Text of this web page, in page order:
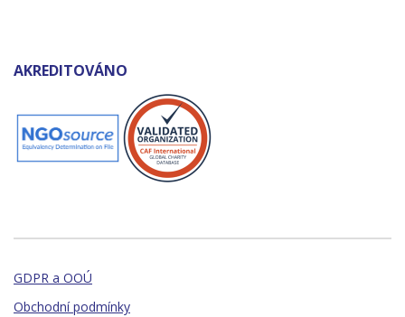
AKREDITOVÁNO
GDPR a OOÚ
Obchodní podmínky